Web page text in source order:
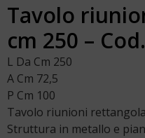
Tavolo
cm 250 –
L Da Cm 250
A Cm 72,5
P Cm 100
Tavolo riunioni
Struttura in metallo e